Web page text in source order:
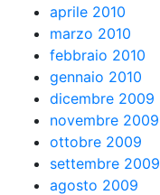
aprile 2010
marzo 2010
febbraio 2010
gennaio 2010
dicembre 2009
novembre 2009
ottobre 2009
settembre 2009
agosto 2009